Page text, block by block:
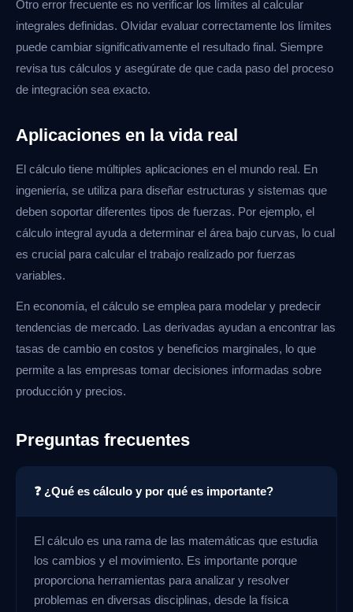
Otro error frecuente es no verificar los límites al calcular
integrales definidas. Olvidar evaluar correctamente los límites
puede cambiar significativamente el resultado final. Siempre
revisa tus cálculos y asegúrate de que cada paso del proceso
de integración sea exacto.
Aplicaciones en la vida real
El cálculo tiene múltiples aplicaciones en el mundo real. En
ingeniería, se utiliza para diseñar estructuras y sistemas que
deben soportar diferentes tipos de fuerzas. Por ejemplo, el
cálculo integral ayuda a determinar el área bajo curvas, lo cual
es crucial para calcular el trabajo realizado por fuerzas
variables.
En economía, el cálculo se emplea para modelar y predecir
tendencias de mercado. Las derivadas ayudan a encontrar las
tasas de cambio en costos y beneficios marginales, lo que
permite a las empresas tomar decisiones informadas sobre
producción y precios.
Preguntas frecuentes
❓ ¿Qué es cálculo y por qué es importante?
El cálculo es una rama de las matemáticas que estudia
los cambios y el movimiento. Es importante porque
proporciona herramientas para analizar y resolver
problemas en diversas disciplinas, desde la física